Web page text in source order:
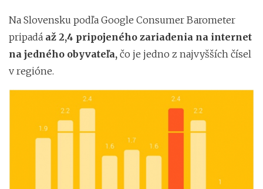
Na Slovensku podľa Google Consumer Barometer
pripadá až 2,4 pripojeného zariadenia na internet
na jedného obyvateľa, čo je jedno z najvyšších čísel
v regióne.